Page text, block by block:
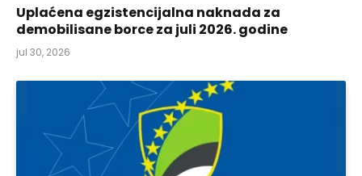
Uplaćena egzistencijalna naknada za
demobilisane borce za juli 2026. godine
jul 30, 2026